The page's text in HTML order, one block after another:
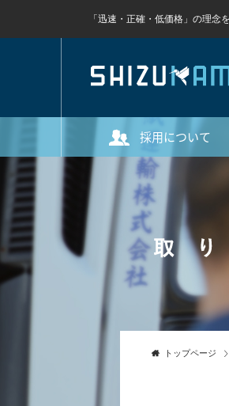
「迅速・正確・低価格」の理
採用について
トップページ